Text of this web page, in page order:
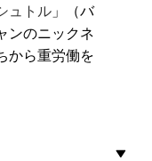
ュトル 」（バ
ンのニックネ
から重労働を